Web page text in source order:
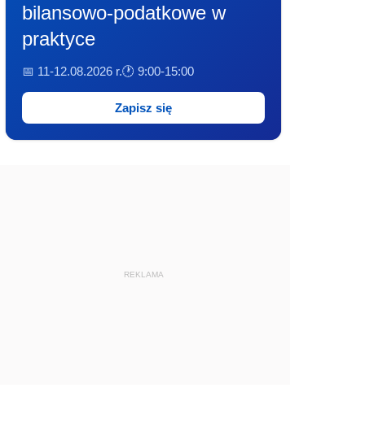
bilansowo-podatkowe w
praktyce
📅 11-12.08.2026 r.🕐 9:00-15:00
Zapisz się
REKLAMA